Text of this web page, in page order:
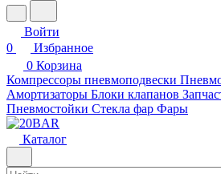
Войти
0
Избранное
0 Корзина
Компрессоры пневмоподвески
Амортизаторы Блоки клапанов
Пневмостойки Стекла фар Фары
Каталог